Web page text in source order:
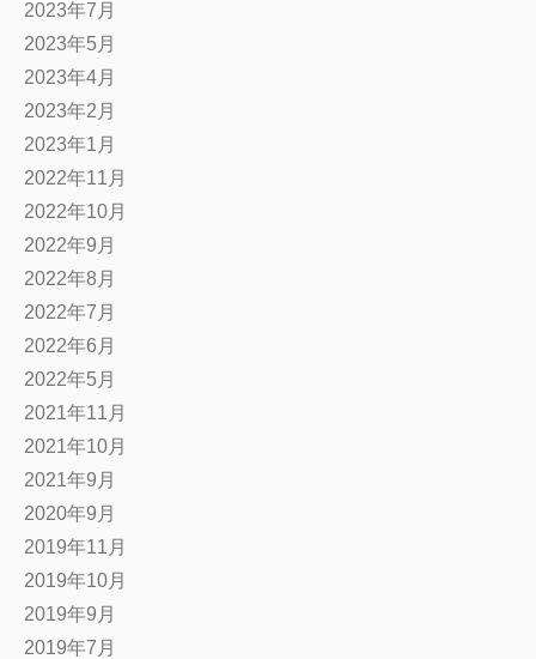
2023年7月
2023年5月
2023年4月
2023年2月
2023年1月
2022年11月
2022年10月
2022年9月
2022年8月
2022年7月
2022年6月
2022年5月
2021年11月
2021年10月
2021年9月
2020年9月
2019年11月
2019年10月
2019年9月
2019年7月